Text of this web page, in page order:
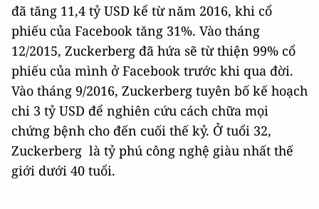
đã tăng 11,4 tỷ USD kể từ năm 2016, khi cổ
phiếu của Facebook tăng 31%. Vào tháng
12/2015, Zuckerberg đã hứa sẽ từ thiện 99% cổ
phiếu của mình ở Facebook trước khi qua đời.
Vào tháng 9/2016, Zuckerberg tuyên bố kế hoạch
chi 3 tỷ USD để nghiên cứu cách chữa mọi
chứng bệnh cho đến cuối thế kỷ. Ở tuổi 32,
Zuckerberg là tỷ phú công nghệ giàu nhất thế
giới dưới 40 tuổi.